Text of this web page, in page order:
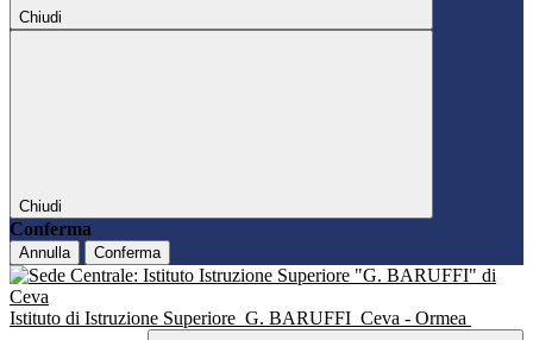
Chiudi
Chiudi
Conferma
Annulla Conferma
Istituto di Istruzione Superiore G. BARUFFI Ceva - Ormea